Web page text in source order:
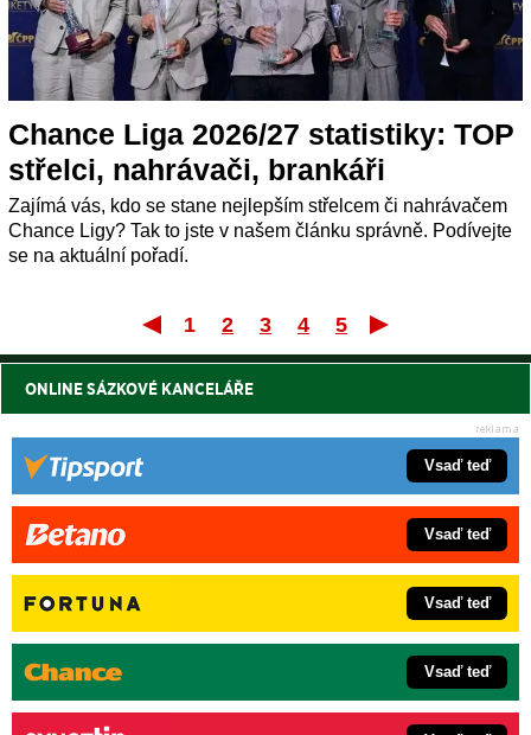
Chance Liga 2026/27 statistiky: TOP
střelci, nahrávači, brankáři
Zajímá vás, kdo se stane nejlepším střelcem či nahrávačem
Chance Ligy? Tak to jste v našem článku správně. Podívejte
se na aktuální pořadí.
První
1 2 3 4 5
ONLINE SÁZKOVÉ KANCELÁŘE
Vsaď teď
Vsaď teď
Vsaď teď
Vsaď teď